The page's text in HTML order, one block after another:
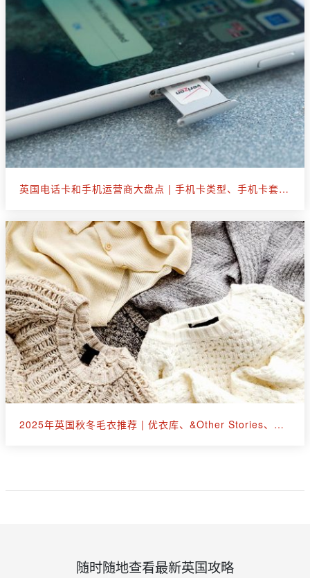
英国电话卡和手机运营商大盘点 | 手机卡类型、手机卡套餐选购
2025年英国秋冬毛衣推荐 | 优衣库、&Other Stories、拉夫劳伦等30+款
随时随地查看最新英国攻略